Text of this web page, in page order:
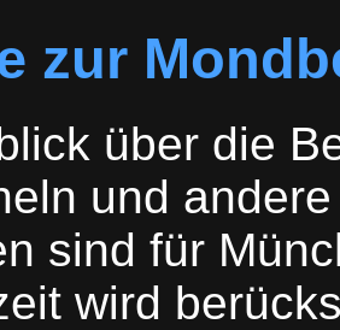
zur
über die
und
sind für
wird